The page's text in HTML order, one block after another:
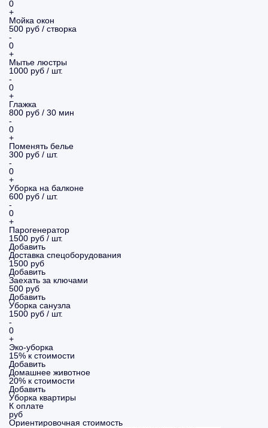
0
+
Мойка окон
500 руб / створка
-
0
+
Мытье люстры
1000 руб / шт.
-
0
+
Глажка
800 руб / 30 мин
-
0
+
Поменять белье
300 руб / шт.
-
0
+
Уборка на балконе
600 руб / шт.
-
0
+
Парогенератор
1500 руб / шт.
Добавить
Доставка спецоборудования
1500 руб
Добавить
Заехать за ключами
500 руб
Добавить
Уборка санузла
1500 руб / шт.
-
0
+
Эко-уборка
15% к стоимости
Добавить
Домашнее животное
20% к стоимости
Добавить
Уборка квартиры
К оплате
руб
Ориентировочная стоимость